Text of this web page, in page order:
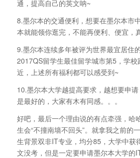
通，提高自己的英文呐~
8.墨尔本的交通便利，想要在墨尔本市
本就能领你逛完，不能再便利、便宜，
9.墨尔本连续多年被评为世界最宜居住
2017QS留学生最佳留学城市第5，学
近，上述所有福利都可以感受到~
10.墨尔本大学越提高要求，越想要申
是最好的，大家有木有同感。。。
好吧，最后一个理由说的有点牵强，哈
生会“不撞南墙不回头”。就拿我之前的
生背景双非IT专业，均分85，大学中获
文没考，但是一定要申请墨尔本大学的